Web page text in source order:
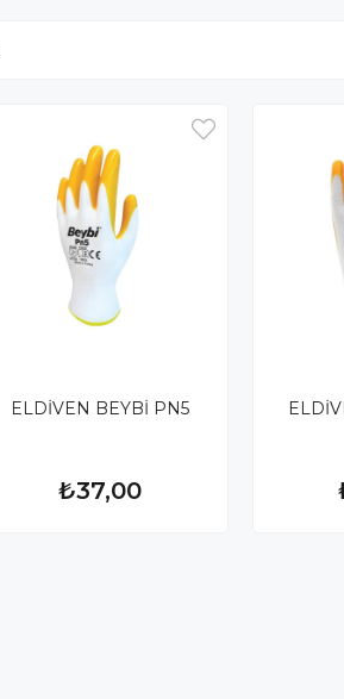
ELDİVEN BEYBİ PN5
₺37,00